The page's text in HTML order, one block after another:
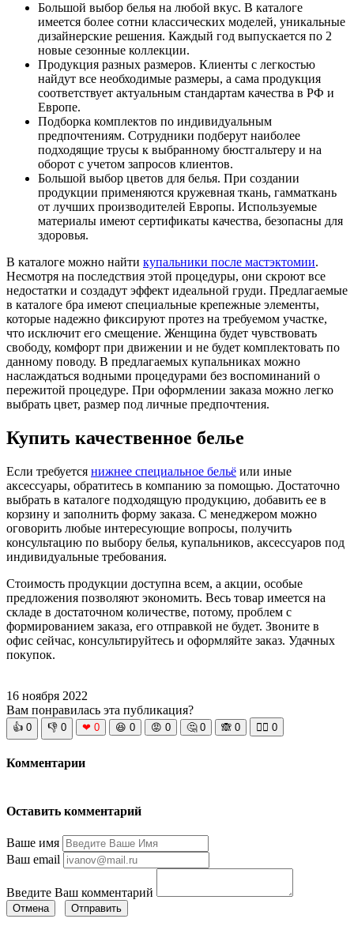
Большой выбор белья на любой вкус. В каталоге
имеется более сотни классических моделей, уникальные
дизайнерские решения. Каждый год выпускается по 2
новые сезонные коллекции.
Продукция разных размеров. Клиенты с легкостью
найдут все необходимые размеры, а сама продукция
соответствует актуальным стандартам качества в РФ и
Европе.
Подборка комплектов по индивидуальным
предпочтениям. Сотрудники подберут наиболее
подходящие трусы к выбранному бюстгальтеру и на
оборот с учетом запросов клиентов.
Большой выбор цветов для белья. При создании
продукции применяются кружевная ткань, гамматкань
от лучших производителей Европы. Используемые
материалы имеют сертификаты качества, безопасны для
здоровья.
В каталоге можно найти купальники после мастэктомии.
Несмотря на последствия этой процедуры, они скроют все
недостатки и создадут эффект идеальной груди. Предлагаемые
в каталоге бра имеют специальные крепежные элементы,
которые надежно фиксируют протез на требуемом участке,
что исключит его смещение. Женщина будет чувствовать
свободу, комфорт при движении и не будет комплектовать по
данному поводу. В предлагаемых купальниках можно
наслаждаться водными процедурами без воспоминаний о
пережитой процедуре. При оформлении заказа можно легко
выбрать цвет, размер под личные предпочтения.
Купить качественное белье
Если требуется нижнее специальное бельё или иные
аксессуары, обратитесь в компанию за помощью. Достаточно
выбрать в каталоге подходящую продукцию, добавить ее в
корзину и заполнить форму заказа. С менеджером можно
оговорить любые интересующие вопросы, получить
консультацию по выбору белья, купальников, аксессуаров под
индивидуальные требования.
Стоимость продукции доступна всем, а акции, особые
предложения позволяют экономить. Весь товар имеется на
складе в достаточном количестве, потому, проблем с
формированием заказа, его отправкой не будет. Звоните в
офис сейчас, консультируйтесь и оформляйте заказ. Удачных
покупок.
16 ноября 2022
Вам понравилась эта публикация?
👍 0 👎 0 ❤ 0 😆 0 😡 0 🤔 0 🙈 0 🧘‍♀️ 0
Комментарии
Оставить комментарий
Ваше имя
Ваш email
Введите Ваш комментарий
Отмена Отправить